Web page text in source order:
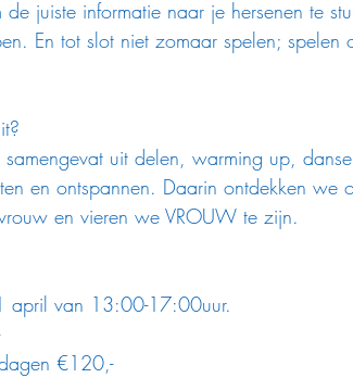
juiste informatie naar je hersenen te
En tot slot niet zomaar spelen; spelen
uit delen, warming up,
en ontspannen. Daarin ontdekken we
en vieren we VROUW te zijn.
april van 13:00-17:00uur.
€120,-